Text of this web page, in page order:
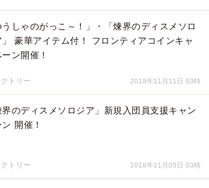
うしゃのがっこ～！」・「煉界のディスメソロ
」 豪華アイテム付！ フロンティアコインキャ
ン開催！
トリー 2018年11月11日 03時
界のディスメソロジア」新規入団員支援キャン
開催！
トリー 2018年11月05日 03時